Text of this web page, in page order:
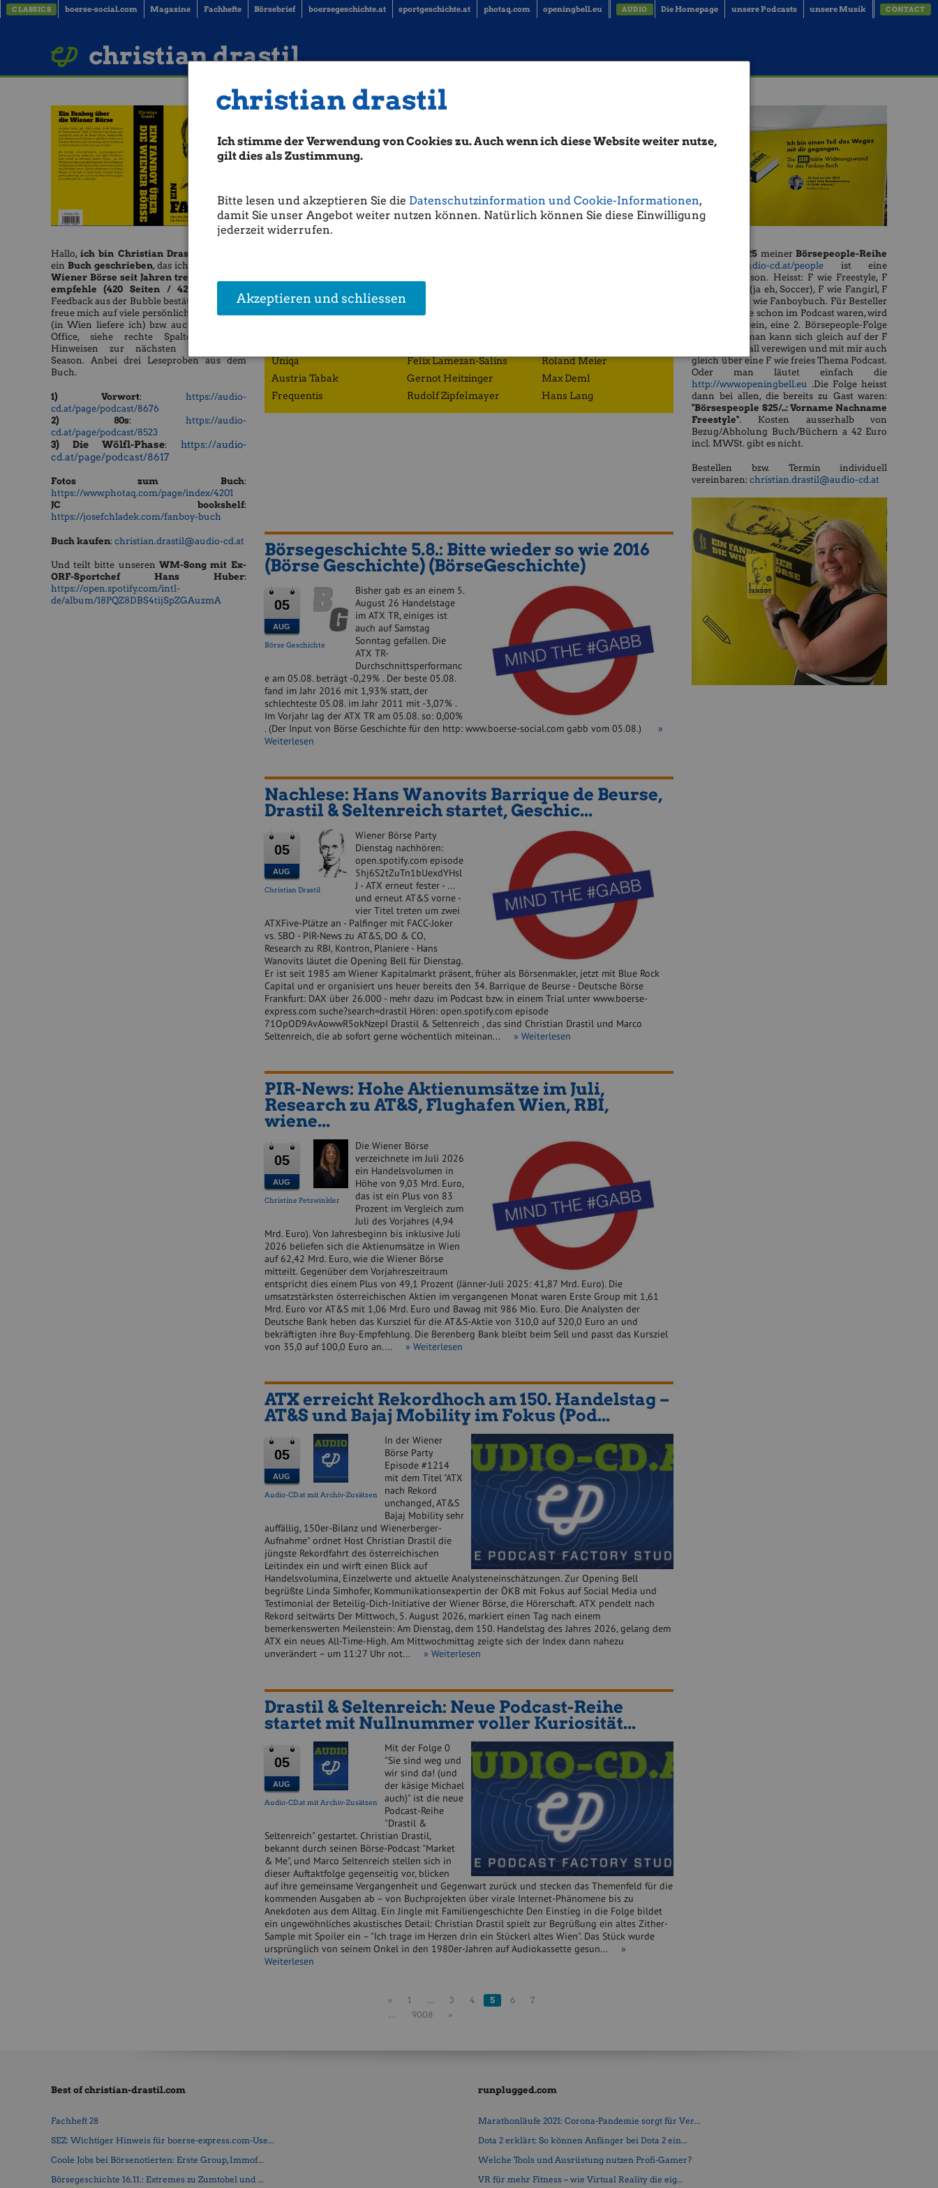
christian drastil
Ich stimme der Verwendung von Cookies zu. Auch wenn ich diese Website weiter nutze,
gilt dies als Zustimmung.
Bitte lesen und akzeptieren Sie die Datenschutzinformation und Cookie-Informationen,
damit Sie unser Angebot weiter nutzen können. Natürlich können Sie diese Einwilligung
jederzeit widerrufen.
Akzeptieren und schliessen
CLASSICS boerse-social.com Magazine Fachhefte Börsebrief boersegeschichte.at sportgeschichte.at photaq.com openingbell.eu AUDIO Die Homepage unsere Podcasts unsere Musik CONTACT
christian drastil
Hallo, ich bin Christian Drastil
ein Buch geschrieben, das ich allen, die die
Wiener Börse seit Jahren treu verfolgen,
empfehle (420 Seiten / 42 Euro).
Feedback aus der Bubble bestätigt mich. Ich
freue mich auf viele persönliche Übergaben
(in Wien liefere ich) bzw. auch bei mir im
Office, siehe rechte Spalte mit den
Hinweisen zur nächsten Börsepeople-
Season. Anbei drei Leseproben aus dem
Buch.
1) Vorwort: https://audio-
cd.at/page/podcast/8676
2) 80s: https://audio-
cd.at/page/podcast/8523
3) Die Wölfl-Phase: https://audio-
cd.at/page/podcast/8617
Fotos zum Buch:
https://www.photaq.com/page/index/4201
JC bookshelf:
https://josefchladek.com/fanboy-buch
Buch kaufen: christian.drastil@audio-cd.at
​​​​​Und teilt bitte unseren WM-Song mit Ex-
ORF-Sportchef Hans Huber:
https://open.spotify.com/intl-
de/album/18PQZ8DBS4tijSpZGAuzmA
Uniqa
Austria Tabak
Frequentis
Felix Lamezan-Salins
Gernot Heitzinger
Rudolf Zipfelmayer
Roland Meier
Max Deml
Hans Lang
Börsegeschichte 5.8.: Bitte wieder so wie 2016
(Börse Geschichte) (BörseGeschichte)
05
AUG
Börse Geschichte
Bisher gab es an einem 5.
August 26 Handelstage
im ATX TR, einiges ist
auch auf Samstag
Sonntag gefallen. Die
ATX TR-
Durchschnittsperformanc
e am 05.08. beträgt -0,29% . Der beste 05.08.
fand im Jahr 2016 mit 1,93% statt, der
schlechteste 05.08. im Jahr 2011 mit -3,07% .
Im Vorjahr lag der ATX TR am 05.08. so: 0,00%
. (Der Input von Börse Geschichte für den http: www.boerse-social.com gabb vom 05.08.) »
Weiterlesen
Nachlese: Hans Wanovits Barrique de Beurse,
Drastil & Seltenreich startet, Geschic...
05
AUG
Christian Drastil
Wiener Börse Party
Dienstag nachhören:
open.spotify.com episode
5hj6S2tZuTn1bUexdYHsl
J - ATX erneut fester - ...
und erneut AT&S vorne -
vier Titel treten um zwei
ATXFive-Plätze an - Palfinger mit FACC-Joker
vs. SBO - PIR-News zu AT&S, DO & CO,
Research zu RBI, Kontron, Planiere - Hans
Wanovits läutet die Opening Bell für Dienstag.
Er ist seit 1985 am Wiener Kapitalmarkt präsent, früher als Börsenmakler, jetzt mit Blue Rock
Capital und er organisiert uns heuer bereits den 34. Barrique de Beurse - Deutsche Börse
Frankfurt: DAX über 26.000 - mehr dazu im Podcast bzw. in einem Trial unter www.boerse-
express.com suche?search=drastil Hören: open.spotify.com episode
71OpOD9AvAowwR5okNzepI Drastil & Seltenreich , das sind Christian Drastil und Marco
Seltenreich, die ab sofort gerne wöchentlich miteinan... » Weiterlesen
PIR-News: Hohe Aktienumsätze im Juli,
Research zu AT&S, Flughafen Wien, RBI,
wiene...
05
AUG
Christine Petzwinkler
Die Wiener Börse
verzeichnete im Juli 2026
ein Handelsvolumen in
Höhe von 9,03 Mrd. Euro,
das ist ein Plus von 83
Prozent im Vergleich zum
Juli des Vorjahres (4,94
Mrd. Euro). Von Jahresbeginn bis inklusive Juli
2026 beliefen sich die Aktienumsätze in Wien
auf 62,42 Mrd. Euro, wie die Wiener Börse
mitteilt. Gegenüber dem Vorjahreszeitraum
entspricht dies einem Plus von 49,1 Prozent (Jänner-Juli 2025: 41,87 Mrd. Euro). Die
umsatzstärksten österreichischen Aktien im vergangenen Monat waren Erste Group mit 1,61
Mrd. Euro vor AT&S mit 1,06 Mrd. Euro und Bawag mit 986 Mio. Euro. Die Analysten der
Deutsche Bank heben das Kursziel für die AT&S-Aktie von 310,0 auf 320,0 Euro an und
bekräftigten ihre Buy-Empfehlung. Die Berenberg Bank bleibt beim Sell und passt das Kursziel
von 35,0 auf 100,0 Euro an.... » Weiterlesen
ATX erreicht Rekordhoch am 150. Handelstag –
AT&S und Bajaj Mobility im Fokus (Pod...
05
AUG
Audio-CD.at mit Archiv-Zusätzen
In der Wiener
Börse Party
Episode #1214
mit dem Titel "ATX
nach Rekord
unchanged, AT&S
Bajaj Mobility sehr
auffällig, 150er-Bilanz und Wienerberger-
Aufnahme" ordnet Host Christian Drastil die
jüngste Rekordfahrt des österreichischen
Leitindex ein und wirft einen Blick auf
Handelsvolumina, Einzelwerte und aktuelle Analysteneinschätzungen. Zur Opening Bell
begrüßte Linda Simhofer, Kommunikationsexpertin der ÖKB mit Fokus auf Social Media und
Testimonial der Beteilig-Dich-Initiative der Wiener Börse, die Hörerschaft. ATX pendelt nach
Rekord seitwärts Der Mittwoch, 5. August 2026, markiert einen Tag nach einem
bemerkenswerten Meilenstein: Am Dienstag, dem 150. Handelstag des Jahres 2026, gelang dem
ATX ein neues All-Time-High. Am Mittwochmittag zeigte sich der Index dann nahezu
unverändert – um 11:27 Uhr not... » Weiterlesen
Drastil & Seltenreich: Neue Podcast-Reihe
startet mit Nullnummer voller Kuriosität...
05
AUG
Audio-CD.at mit Archiv-Zusätzen
Mit der Folge 0
"Sie sind weg und
wir sind da! (und
der käsige Michael
auch)" ist die neue
Podcast-Reihe
"Drastil &
Seltenreich" gestartet. Christian Drastil,
bekannt durch seinen Börse-Podcast "Market
& Me", und Marco Seltenreich stellen sich in
dieser Auftaktfolge gegenseitig vor, blicken
auf ihre gemeinsame Vergangenheit und Gegenwart zurück und stecken das Themenfeld für die
kommenden Ausgaben ab – von Buchprojekten über virale Internet-Phänomene bis zu
Anekdoten aus dem Alltag. Ein Jingle mit Familiengeschichte Den Einstieg in die Folge bildet
ein ungewöhnliches akustisches Detail: Christian Drastil spielt zur Begrüßung ein altes Zither-
Sample mit Spoiler ein – "Ich trage im Herzen drin ein Stückerl altes Wien". Das Stück wurde
ursprünglich von seinem Onkel in den 1980er-Jahren auf Audiokassette gesun... »
Weiterlesen
« 1 … 3 4 5 6
7
…
9008 »
Season 25meinerBörsepeople-Reihe
http://www.audio-cd.at/people ist eine
Freestyle-Season. Heisst: F wie Freestyle, F
wie Football (ja eh, Soccer), F wie Fangirl, F
wie Fanboy, F wie Fanboybuch. Für Besteller
des Buchs, die schon im Podcast waren, wird
es möglich sein, eine 2. Börsepeople-Folge
zu machen, man kann sich gleich auf der F
wie Fanboywall verewigen und mit mir auch
gleich über eine F wie freies Thema Podcast.
Oder man läutet einfach die
http://www.openingbell.eu .Die Folge heisst
dann bei allen, die bereits zu Gast waren:
"Börsespeople S25/..: Vorname Nachname
Freestyle". Kosten ausserhalb von
Bezug/Abholung Buch/Büchern a 42 Euro
incl. MWSt. gibt es nicht.
Bestellen bzw. Termin individuell
vereinbaren:christian.drastil@audio-cd.at
Best of christian-drastil.com
Fachheft 28
SEZ: Wichtiger Hinweis für boerse-express.com-Use...
Coole Jobs bei Börsenotierten: Erste Group, Immof...
Börsegeschichte 16.11.: Extremes zu Zumtobel und ...
runplugged.com
Marathonläufe 2021: Corona-Pandemie sorgt für Ver...
Dota 2 erklärt: So können Anfänger bei Dota 2 ein...
Welche Tools und Ausrüstung nutzen Profi-Gamer?
VR für mehr Fitness – wie Virtual Reality die eig...